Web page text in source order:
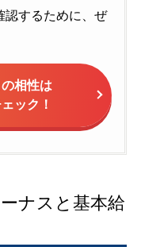
認するために、ぜ
相性は
ック！
ナスと基本給